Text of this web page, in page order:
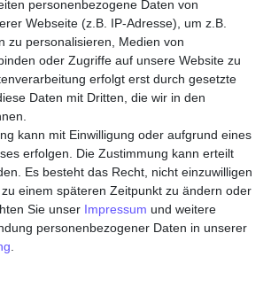
personenbezogene Daten von
Webseite (z.B. IP-Adresse), um z.B.
zu personalisieren, Medien von
oder Zugriffe auf unsere Website zu
erfolgt erst durch gesetzte
Daten mit Dritten, die wir in den
kann mit Einwilligung oder aufgrund eines
erfolgen. Die Zustimmung kann erteilt
Es besteht das Recht, nicht einzuwilligen
einem späteren Zeitpunkt zu ändern oder
Sie unser Impressum und weitere
personenbezogener Daten in unserer